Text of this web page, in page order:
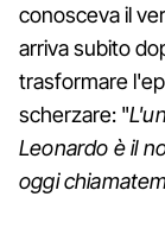
conosceva il
arriva subito
trasformare
scherzare: "
Leonardo è il
oggi